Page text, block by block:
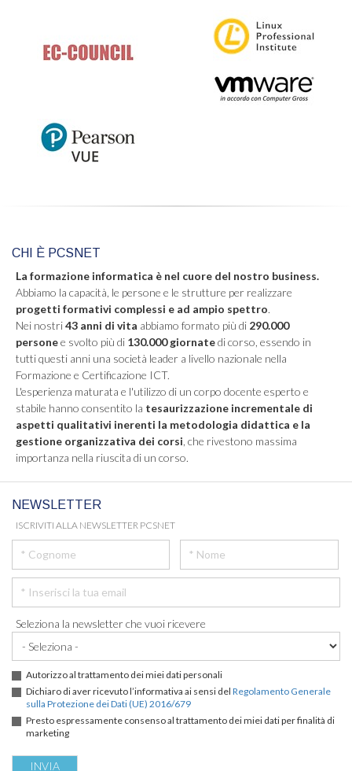
CHI È PCSNET
La formazione informatica è nel cuore del nostro business.
Abbiamo la capacità, le persone e le strutture per realizzare
progetti formativi complessi e ad ampio spettro.
Nei nostri43 anni di vita abbiamo formato più di 290.000
personee svolto più di 130.000 giornatedi corso, essendo in
tutti questi anni una società leader a livello nazionale nella
Formazione e Certificazione ICT.
L'esperienza maturata e l'utilizzo di un corpo docente esperto e
stabile hanno consentito la tesaurizzazione incrementale di
aspetti qualitativi inerenti la metodologia didattica e la
gestione organizzativa dei corsi , che rivestono massima
importanza nella riuscita di un corso.
NEWSLETTER
ISCRIVITI ALLA NEWSLETTER PCSNET
Seleziona la newsletter che vuoi ricevere
Autorizzo al trattamento dei miei dati personali
Dichiaro di aver ricevuto l’informativa ai sensi del Regolamento Generale
sulla Protezione dei Dati (UE) 2016/679
Presto espressamente consenso al trattamento dei miei dati per finalità di
marketing